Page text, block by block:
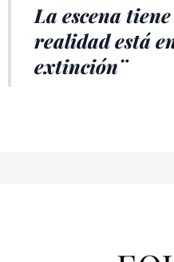
La escena
realidad está
extinción¨